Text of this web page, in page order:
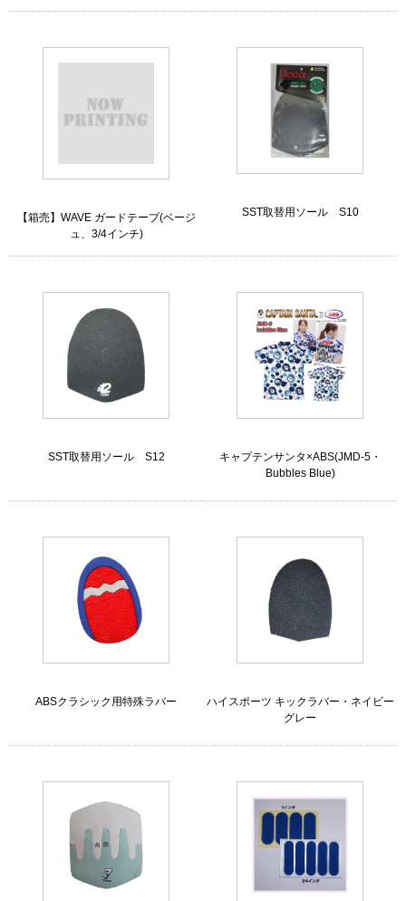
【箱売】WAVE ガードテープ(ベージ
ュ、3/4インチ)
SST取替用ソール S10
SST取替用ソール S12
キャプテンサンタ×ABS(JMD-5・
Bubbles Blue)
ABSクラシック用特殊ラバー
ハイスポーツ キックラバー・ネイビー
グレー